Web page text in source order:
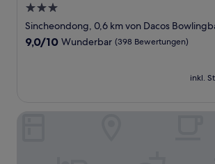
3.0-
Sterne-
Unterkunft
Sincheondong, 0,6 km von Dacos
9.0
9,0/10 Wunderbar (398 Bewertungen)
inkl.